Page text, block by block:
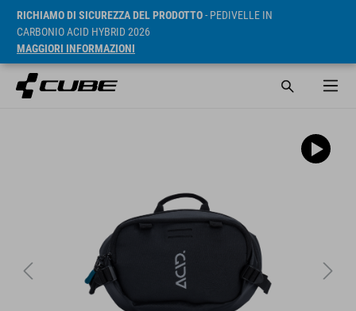
RICHIAMO DI SICUREZZA DEL PRODOTTO- PEDIVELLE IN
CARBONIO ACID HYBRID 2026
MAGGIORI INFORMAZIONI